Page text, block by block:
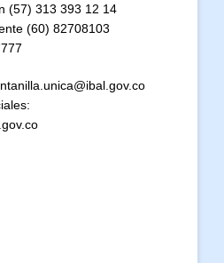
(57) 313 393 12 14
(60) 82708103